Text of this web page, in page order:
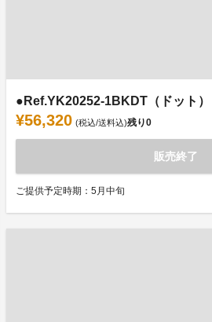
●Ref.YK20252-1BKDT（ドット
¥56,320 (税込/送料込)残り0
販売終了
ご提供予定時期：5月中旬